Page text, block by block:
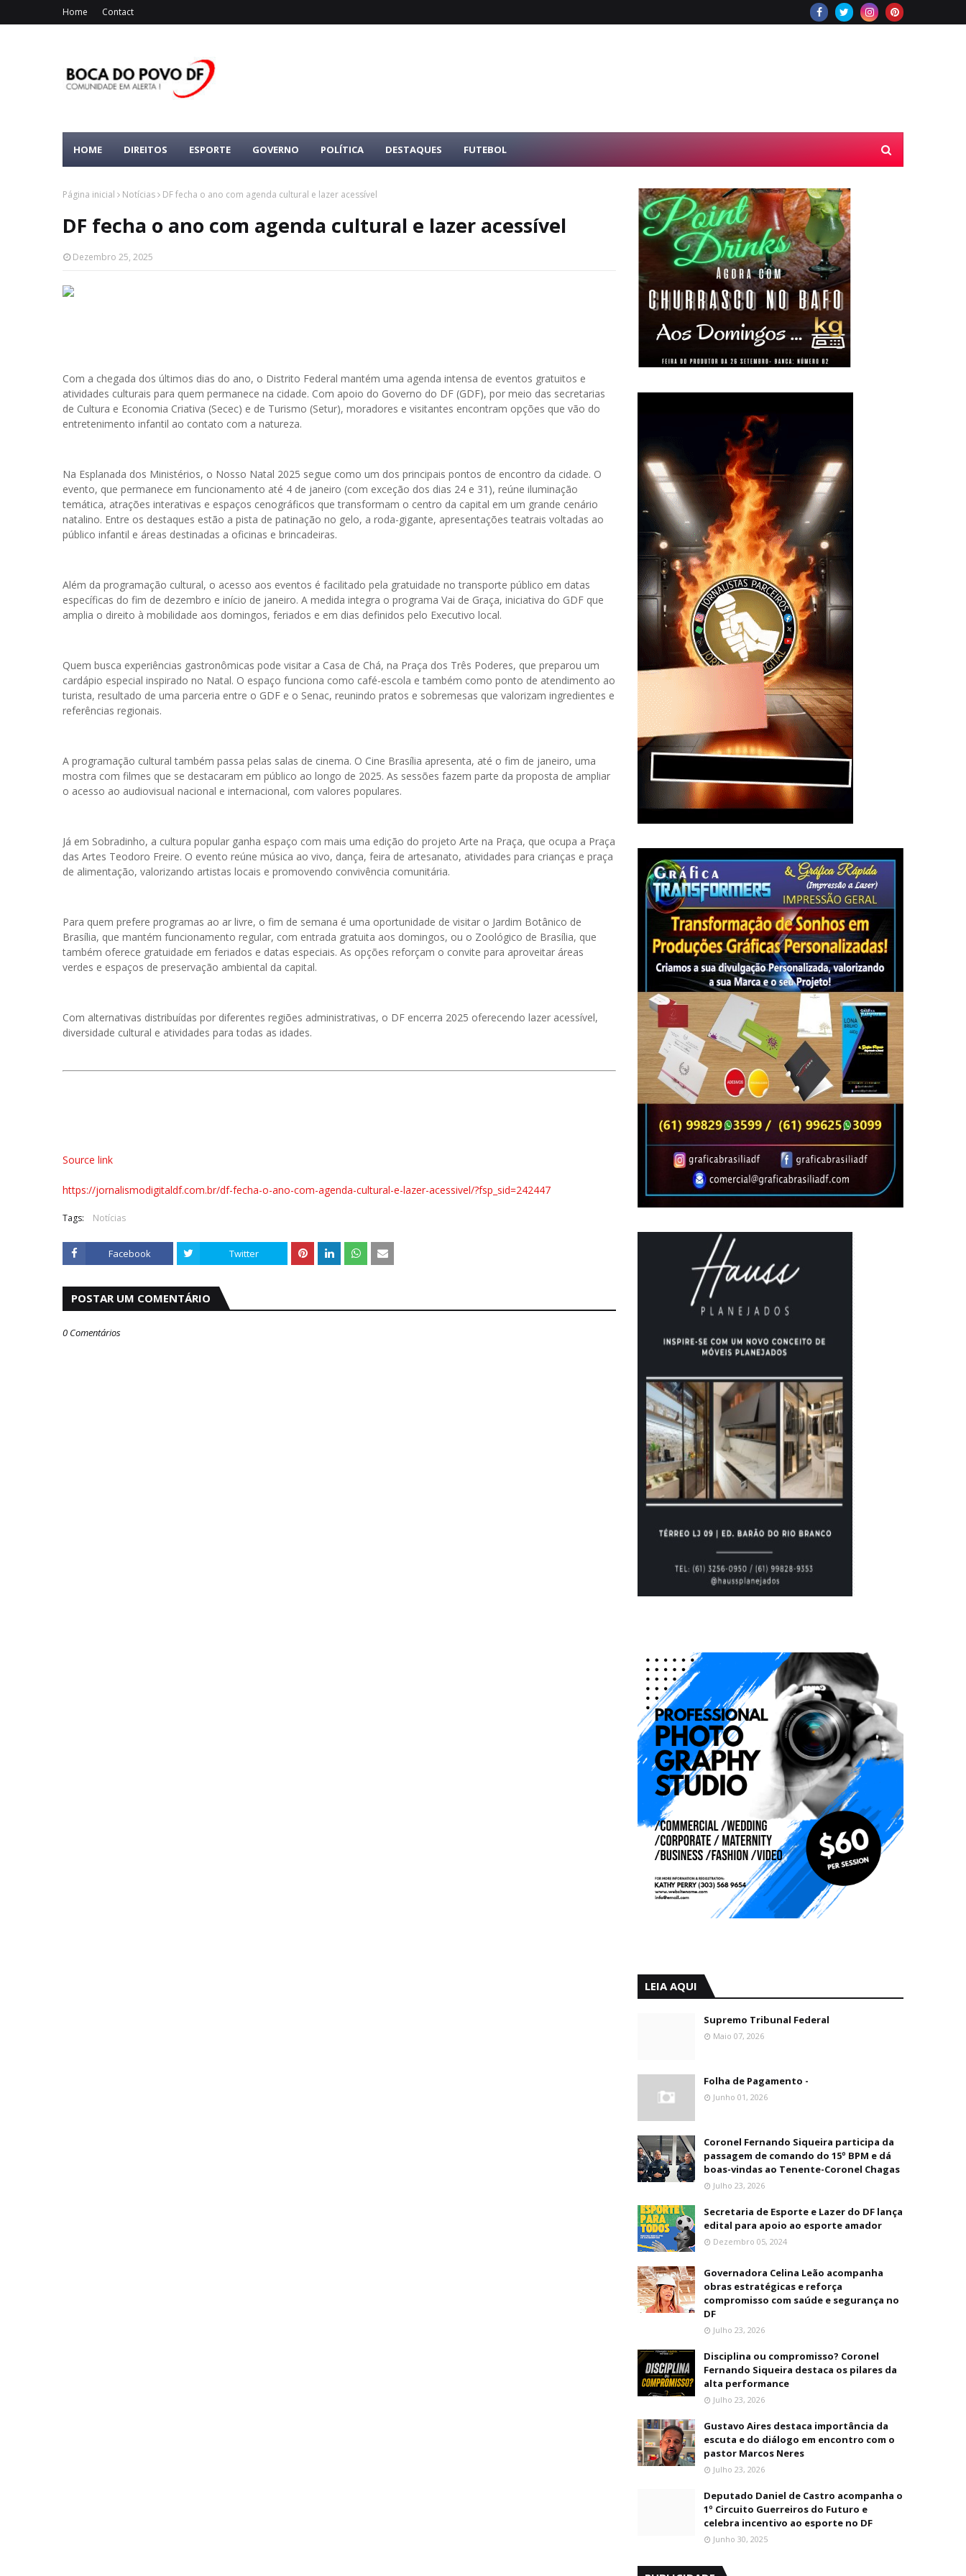
Home Contact
HOME DIREITOS ESPORTE GOVERNO POLÍTICA DESTAQUES FUTEBOL
Página inicial Notícias DF fecha o ano com agenda cultural e lazer acessível
DF fecha o ano com agenda cultural e lazer acessível
Dezembro 25, 2025
Com a chegada dos últimos dias do ano, o Distrito Federal mantém uma agenda intensa de eventos gratuitos e
atividades culturais para quem permanece na cidade. Com apoio do Governo do DF (GDF), por meio das secretarias
de Cultura e Economia Criativa (Secec) e de Turismo (Setur), moradores e visitantes encontram opções que vão do
entretenimento infantil ao contato com a natureza.
Na Esplanada dos Ministérios, o Nosso Natal 2025 segue como um dos principais pontos de encontro da cidade. O
evento, que permanece em funcionamento até 4 de janeiro (com exceção dos dias 24 e 31), reúne iluminação
temática, atrações interativas e espaços cenográficos que transformam o centro da capital em um grande cenário
natalino. Entre os destaques estão a pista de patinação no gelo, a roda-gigante, apresentações teatrais voltadas ao
público infantil e áreas destinadas a oficinas e brincadeiras.
Além da programação cultural, o acesso aos eventos é facilitado pela gratuidade no transporte público em datas
específicas do fim de dezembro e início de janeiro. A medida integra o programa Vai de Graça, iniciativa do GDF que
amplia o direito à mobilidade aos domingos, feriados e em dias definidos pelo Executivo local.
Quem busca experiências gastronômicas pode visitar a Casa de Chá, na Praça dos Três Poderes, que preparou um
cardápio especial inspirado no Natal. O espaço funciona como café-escola e também como ponto de atendimento ao
turista, resultado de uma parceria entre o GDF e o Senac, reunindo pratos e sobremesas que valorizam ingredientes e
referências regionais.
A programação cultural também passa pelas salas de cinema. O Cine Brasília apresenta, até o fim de janeiro, uma
mostra com filmes que se destacaram em público ao longo de 2025. As sessões fazem parte da proposta de ampliar
o acesso ao audiovisual nacional e internacional, com valores populares.
Já em Sobradinho, a cultura popular ganha espaço com mais uma edição do projeto Arte na Praça, que ocupa a Praça
das Artes Teodoro Freire. O evento reúne música ao vivo, dança, feira de artesanato, atividades para crianças e praça
de alimentação, valorizando artistas locais e promovendo convivência comunitária.
Para quem prefere programas ao ar livre, o fim de semana é uma oportunidade de visitar o Jardim Botânico de
Brasília, que mantém funcionamento regular, com entrada gratuita aos domingos, ou o Zoológico de Brasília, que
também oferece gratuidade em feriados e datas especiais. As opções reforçam o convite para aproveitar áreas
verdes e espaços de preservação ambiental da capital.
Com alternativas distribuídas por diferentes regiões administrativas, o DF encerra 2025 oferecendo lazer acessível,
diversidade cultural e atividades para todas as idades.
Source link
https://jornalismodigitaldf.com.br/df-fecha-o-ano-com-agenda-cultural-e-lazer-acessivel/?fsp_sid=242447
Tags: Notícias
Facebook Twitter
POSTAR UM COMENTÁRIO
0 Comentários
LEIA AQUI
Supremo Tribunal Federal
Maio 07, 2026
Folha de Pagamento -
Junho 01, 2026
Coronel Fernando Siqueira participa da
passagem de comando do 15º BPM e dá
boas-vindas ao Tenente-Coronel Chagas
Julho 23, 2026
Secretaria de Esporte e Lazer do DF lança
edital para apoio ao esporte amador
Dezembro 05, 2024
Governadora Celina Leão acompanha
obras estratégicas e reforça
compromisso com saúde e segurança no
DF
Julho 23, 2026
Disciplina ou compromisso? Coronel
Fernando Siqueira destaca os pilares da
alta performance
Julho 23, 2026
Gustavo Aires destaca importância da
escuta e do diálogo em encontro com o
pastor Marcos Neres
Julho 23, 2026
Deputado Daniel de Castro acompanha o
1º Circuito Guerreiros do Futuro e
celebra incentivo ao esporte no DF
Junho 30, 2025